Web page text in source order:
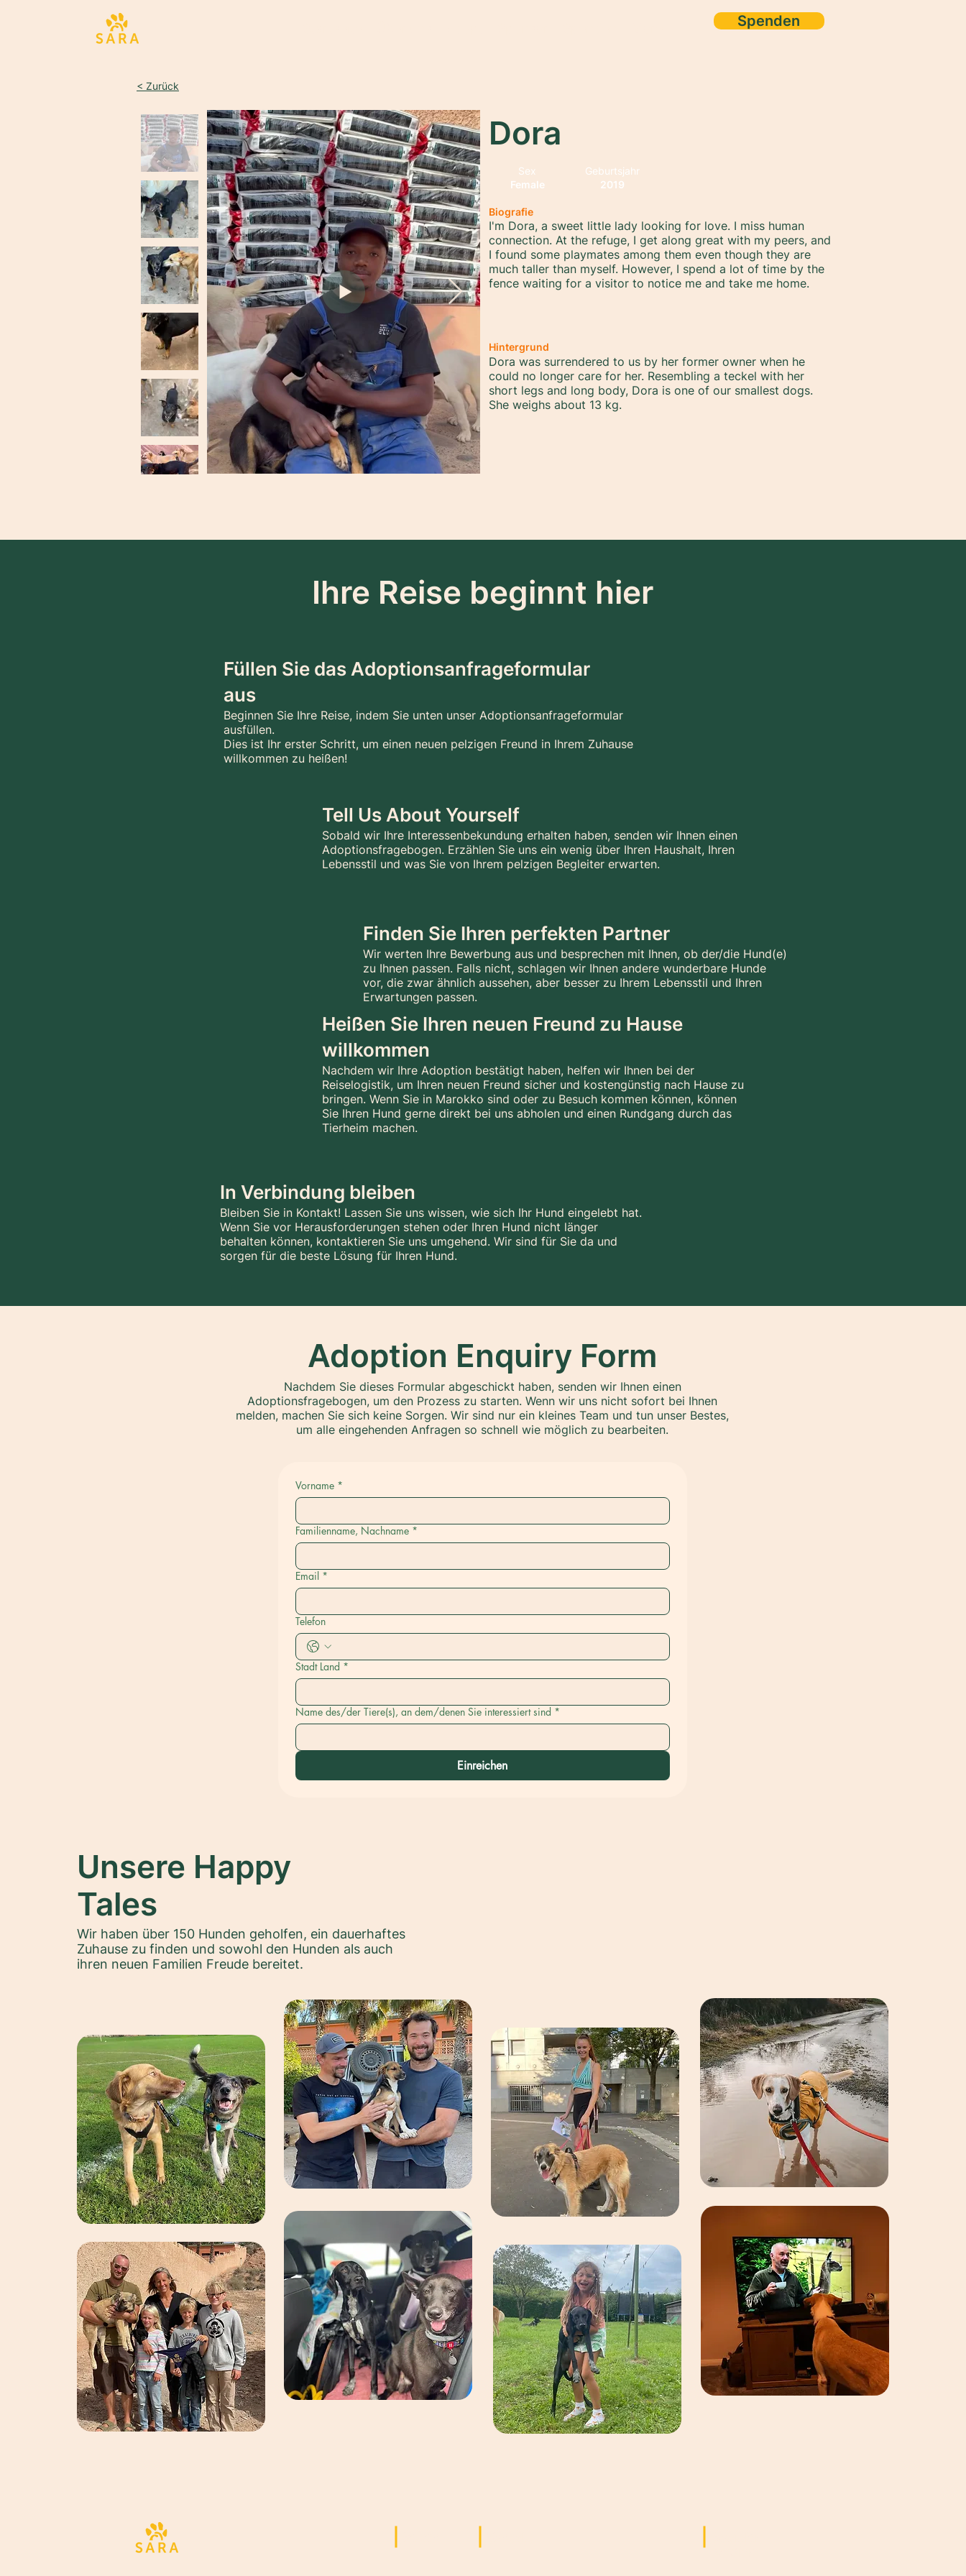
Spenden
< Zurück
Dora
Sex
Female
Geburtsjahr
2019
Biografie
I'm Dora, a sweet little lady looking for love. I miss human
connection. At the refuge, I get along great with my peers, and
I found some playmates among them even though they are
much taller than myself. However, I spend a lot of time by the
fence waiting for a visitor to notice me and take me home.
Hintergrund
Dora was surrendered to us by her former owner when he
could no longer care for her. Resembling a teckel with her
short legs and long body, Dora is one of our smallest dogs.
She weighs about 13 kg.
Ihre Reise beginnt hier
Füllen Sie das Adoptionsanfrageformular
aus
Beginnen Sie Ihre Reise, indem Sie unten unser Adoptionsanfrageformular
ausfüllen.
Dies ist Ihr erster Schritt, um einen neuen pelzigen Freund in Ihrem Zuhause
willkommen zu heißen!
Tell Us About Yourself
Sobald wir Ihre Interessenbekundung erhalten haben, senden wir Ihnen einen
Adoptionsfragebogen. Erzählen Sie uns ein wenig über Ihren Haushalt, Ihren
Lebensstil und was Sie von Ihrem pelzigen Begleiter erwarten.
Finden Sie Ihren perfekten Partner
Wir werten Ihre Bewerbung aus und besprechen mit Ihnen, ob der/die Hund(e)
zu Ihnen passen. Falls nicht, schlagen wir Ihnen andere wunderbare Hunde
vor, die zwar ähnlich aussehen, aber besser zu Ihrem Lebensstil und Ihren
Erwartungen passen.
Heißen Sie Ihren neuen Freund zu Hause
willkommen
Nachdem wir Ihre Adoption bestätigt haben, helfen wir Ihnen bei der
Reiselogistik, um Ihren neuen Freund sicher und kostengünstig nach Hause zu
bringen. Wenn Sie in Marokko sind oder zu Besuch kommen können, können
Sie Ihren Hund gerne direkt bei uns abholen und einen Rundgang durch das
Tierheim machen.
In Verbindung bleiben
Bleiben Sie in Kontakt! Lassen Sie uns wissen, wie sich Ihr Hund eingelebt hat.
Wenn Sie vor Herausforderungen stehen oder Ihren Hund nicht länger
behalten können, kontaktieren Sie uns umgehend. Wir sind für Sie da und
sorgen für die beste Lösung für Ihren Hund.
Adoption Enquiry Form
Nachdem Sie dieses Formular abgeschickt haben, senden wir Ihnen einen
Adoptionsfragebogen, um den Prozess zu starten. Wenn wir uns nicht sofort bei Ihnen
melden, machen Sie sich keine Sorgen. Wir sind nur ein kleines Team und tun unser Bestes,
um alle eingehenden Anfragen so schnell wie möglich zu bearbeiten.
Vorname *
Familienname, Nachname *
Email *
Telefon
Stadt Land *
Name des/der Tiere(s), an dem/denen Sie interessiert sind *
Einreichen
Unsere Happy
Tales
Wir haben über 150 Hunden geholfen, ein dauerhaftes
Zuhause zu finden und sowohl den Hunden als auch
ihren neuen Familien Freude bereitet.